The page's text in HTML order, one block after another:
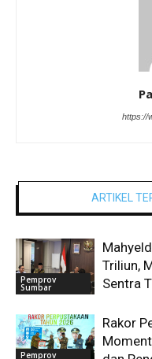
https://
ARTIKEL
Pemprov
Sumbar
Triliun,
Sentra
Pemprov
Rakor